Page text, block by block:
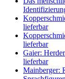
lieferbar
lieferbar
Gaier:
lieferbar
Mainberger: